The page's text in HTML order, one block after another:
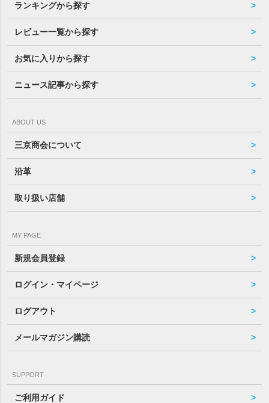
ランキングから探す
レビュー一覧から探す
お気に入りから探す
ニュース記事から探す
ABOUT US
三京商会について
沿革
取り扱い店舗
MY PAGE
新規会員登録
ログイン・マイページ
ログアウト
メールマガジン購読
SUPPORT
ご利用ガイド